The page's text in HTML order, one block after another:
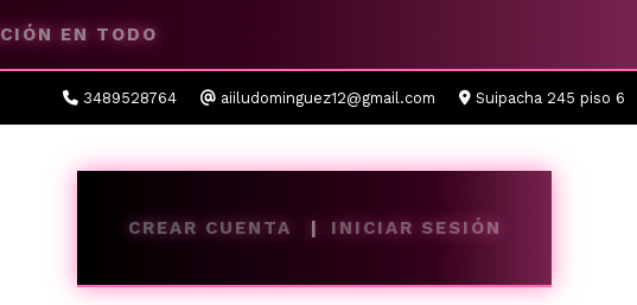
EN TODO
3489528764 aiiludominguez12@gmail.com Suipacha 245 piso 6
CREAR CUENTA INICIAR SESIÓN